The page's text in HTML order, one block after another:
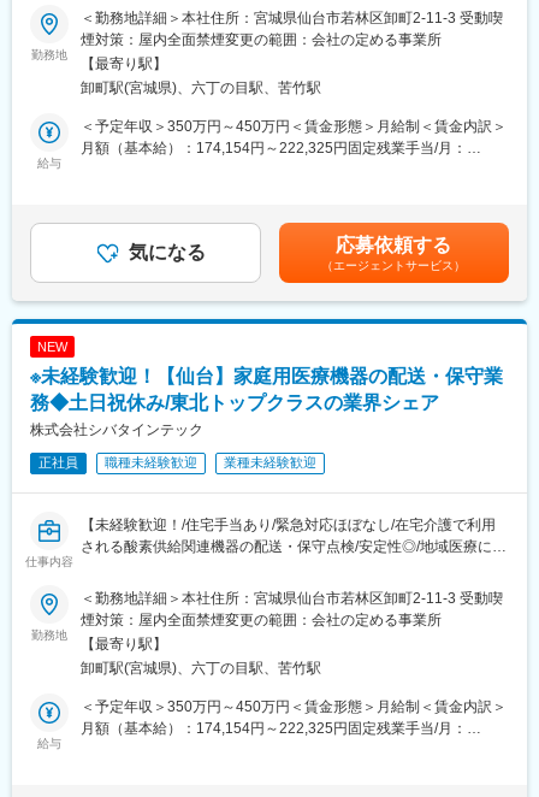
多数活躍しております！
■組織：
5名程度の組織となります。幅広い年代の社員が活躍しておりま
■働き方：
・平均勤続年数：14.6年
・平均有給休暇取得日数：12.6日
家族手当、住宅手当あり
■当社について：
当社は、臨床検査を軸とした事業を展開、「メディカル」と「サ
を確立し、広い視野を持って日本の医療の発展に貢献してきまし
た。社名が表にでることはなかなかありませんが私たちのサービ
＜主な事業内容＞
・臨床検査事業
・ドーピング検査（WADAから国内唯一認定を受けている機
関） など
変更の範囲：会社の定める業務
■業務概要：
東北地方にて医療用品の販売を行っている同社にて、医療機関の
医師・看護師などの方々に向けて、医療機器の提案・販売を行い
ます。
はじめはマスク、注射針、ガーゼなどの消耗品からスタートし、
将来的には新病院の立ち上げタイミングや大型の医療機器の導入
のタイミングでMRIなどの提案も行って頂きます。地域の医療に
医療現場向けのメディカル事業部、臨床検査部門向けのクリニカ
ル部門、開業医向けの営業部門のいずれかに配属可能性がありま
休日における呼び出しは営業部全体で1か月に1~2回程度です。
学会に担当のドクターが出るのでそれに同行する、という形で土
日での出勤が発生する場合があります。事前に予定された土日出
とはほぼありません。
■残業について
年末年始や長期連休がある月は32時間程度残業が発生しますが、
■医療業界未経験でも安心の教育体制：
・入社時の導入研修に加え、3か月～最大1年程度は先輩に同行し
OJTで営業先、納品先、商材を覚えていただきます。その間は営
ます。
・メーカー営業の方と同行や勉強会等で製品について覚えていた
勤務地
＜勤務地詳細＞本社住所：宮城県仙台市若林区卸町2-11-3 受動喫
煙対策：屋内全面禁煙変更の範囲：会社の定める事業所
【最寄り駅】
卸町駅(宮城県)、六丁の目駅、苦竹駅
給与
＜予定年収＞350万円～450万円＜賃金形態＞月給制＜賃金内訳＞
月額（基本給）：174,154円～222,325円固定残業手当/月：
年収はあくまでも目安の金額であり、選考を通じて上下する可能
性があります。※固定残業金額は給与によって異なります。■昇
給：年1回■賞与：年2回（昨年実績：3カ月以上）賃金はあくまで
も目安の金額であり、選考を通じて上下する可能性があります。
月給(月額)は固定手当を含めた表記です。
気になる 応募依頼する
（エージェントサービス）
NEW
※未経験歓迎！【仙台】家庭用医療機器の配送・保守業
務◆土日祝休み/東北トップクラスの業界シェア
株式会社シバタインテック
正社員 職種未経験歓迎 業種未経験歓迎
仕事内容
【未経験歓迎！/住宅手当あり/緊急対応ほぼなし/在宅介護で利用
される酸素供給関連機器の配送・保守点検/安定性◎/地域医療に貢
■業務内容
東北地方で医療用品の専門商社としてトップクラスの実績を誇る
同社にて、在宅酸素療法設置回収業務をお任せします。
医療機関の委託を受けて患者宅や介護施設に酸素濃縮装置や酸素
ボンベを配送・設置し、操作説明や安全管理を行う仕事です。
勤務地
＜勤務地詳細＞本社住所：宮城県仙台市若林区卸町2-11-3 受動喫
煙対策：屋内全面禁煙変更の範囲：会社の定める事業所
【最寄り駅】
卸町駅(宮城県)、六丁の目駅、苦竹駅
給与
＜予定年収＞350万円～450万円＜賃金形態＞月給制＜賃金内訳＞
月額（基本給）：174,154円～222,325円固定残業手当/月：